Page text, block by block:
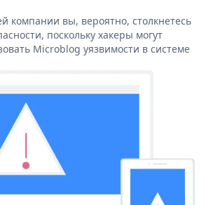
компании вы, вероятно, столкнетесь
поскольку хакеры могут
Microblog уязвимости в системе